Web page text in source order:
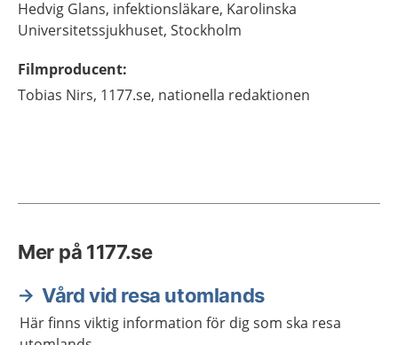
Hedvig Glans, infektionsläkare, Karolinska
Universitetssjukhuset, Stockholm
Filmproducent:
Tobias Nirs, 1177.se, nationella redaktionen
Mer på 1177.se
Vård vid resa utomlands
Här finns viktig information för dig som ska resa